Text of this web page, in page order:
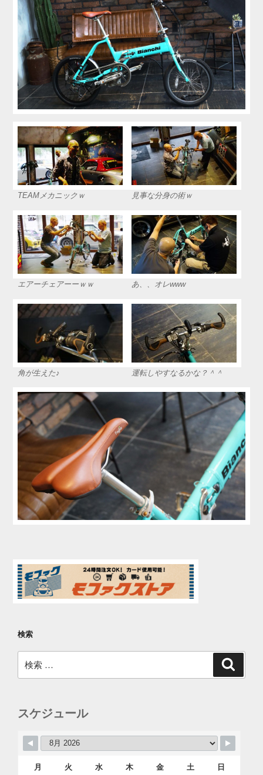
TEAMメカニックｗ 見事な分身の術ｗ
エアーチェアーーｗｗ あ、、オレwww
角が生えた♪ 運転しやすなるかな？＾＾
検索
索:
スケジュール
月 火 水 木 金 土 日